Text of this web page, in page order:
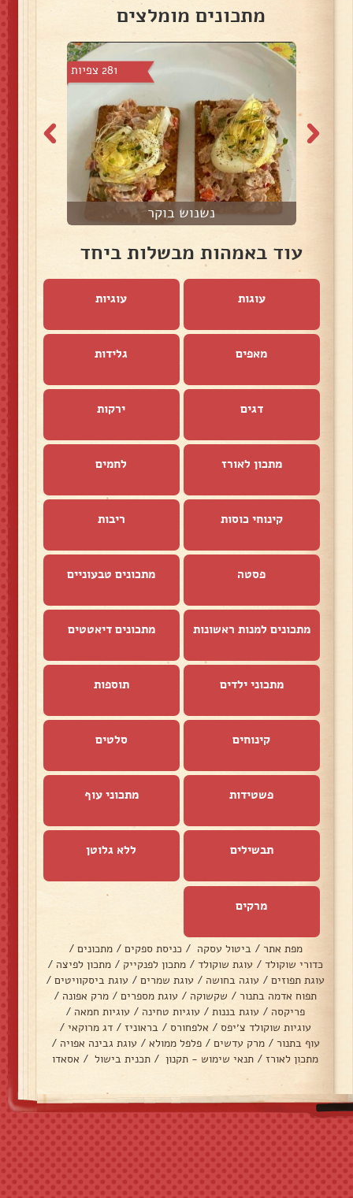
מתכונים מומלצים
281 צפיות
נשנוש בוקר
עוד באמהות מבשלות ביחד
עוגות עוגיות
מאפים גלידות
דגים ירקות
מתכון לאורז לחמים
קינוחי כוסות ריבות
פסטה מתכונים טבעוניים
מתכונים למנות ראשונות מתכונים דיאטטים
מתכוני ילדים תוספות
קינוחים סלטים
פשטידות מתכוני עוף
תבשילים ללא גלוטן
מרקים
מפת אתר / ביטול עסקה / כניסת ספקים / מתכונים /
כדורי שוקולד / עוגת שוקולד / מתכון לפנקייק / מתכון לפיצה /
עוגת תפוזים / עוגה בחושה / עוגת שמרים / עוגת ביסקוויטים /
תפוח אדמה בתנור / שקשוקה / עוגת מספרים / מרק אפונה /
פריקסה / עוגת בננות / עוגיות טחינה / עוגיות חמאה /
עוגיות שוקולד צ׳יפס / אלפחורס / בראוניז / דג מרוקאי /
עוף בתנור / מרק עדשים / פלפל ממולא / עוגת גבינה אפויה /
מתכון לאורז / תנאי שימוש - תקנון / תכנית בישול / אסאדו